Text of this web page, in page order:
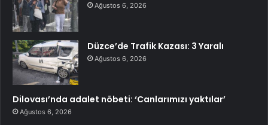
Ağustos 6, 2026
Düzce’de Trafik Kazası: 3 Yaralı
Ağustos 6, 2026
Dilovası’nda adalet nöbeti: ‘Canlarımızı yaktılar’
Ağustos 6, 2026